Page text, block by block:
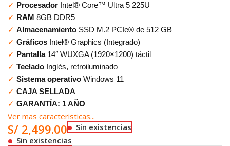
✓ Procesador Intel® Core™ Ultra 5 225U
✓ RAM 8GB DDR5
✓ Almacenamiento SSD M.2 PCIe® de 512 GB
✓ Gráficos Intel® Graphics (Integrado)
✓ Pantalla14″ WUXGA (1920×1200) táctil
✓ Teclado Inglés, retroiluminado
✓ Sistema operativo Windows 11
✓ CAJA SELLADA
✓ GARANTÍA: 1 AÑO
Ver mas caracteristicas...
S/ 2,499.00
Sin existencias
Sin existencias